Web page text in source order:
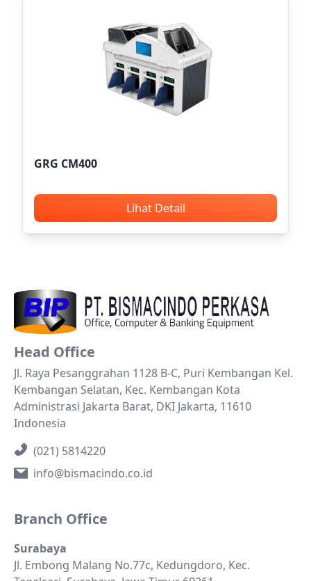
GRG CM400
Lihat Detail
Head Office
Jl. Raya Pesanggrahan 1128 B-C, Puri Kembangan Kel.
Kembangan Selatan, Kec. Kembangan Kota
Administrasi Jakarta Barat, DKI Jakarta, 11610
Indonesia
(021) 5814220
info@bismacindo.co.id
Branch Office
Surabaya
Jl. Embong Malang No.77c, Kedungdoro, Kec.